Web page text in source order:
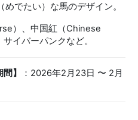
めでたい）な馬のデザイン。
）、中国紅（Chinese
イバーパンクなど。
】
：2026年2月23日 〜 2月